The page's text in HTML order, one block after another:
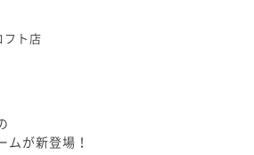
ト店
ムが新登場！